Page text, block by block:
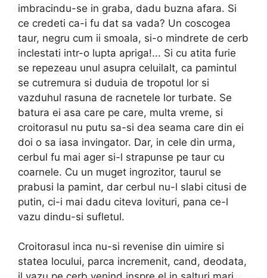
imbracindu-se in graba, dadu buzna afara. Si
ce credeti ca-i fu dat sa vada? Un coscogea
taur, negru cum ii smoala, si-o mindrete de cerb
inclestati intr-o lupta apriga!... Si cu atita furie
se repezeau unul asupra celui­lalt, ca pamintul
se cutremura si duduia de tropotul lor si
vazduhul rasuna de racnetele lor turbate. Se
batura ei asa care pe care, multa vreme, si
croitorasul nu putu sa-si dea seama care din ei
doi o sa iasa invingator. Dar, in cele din urma,
cerbul fu mai ager si-l strapunse pe taur cu
coarnele. Cu un muget ingrozitor, taurul se
prabusi la pamint, dar cerbul nu-l slabi citusi de
putin, ci-i mai dadu citeva lovituri, pana ce-l
vazu dindu-si sufletul.
Croitorasul inca nu-si revenise din uimire si
statea locului, parca incremenit, cand, deodata,